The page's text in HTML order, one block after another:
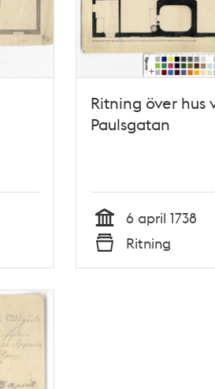
Ritning över hus
Paulsgatan
Tid
6 april 1738
Typ
Ritning